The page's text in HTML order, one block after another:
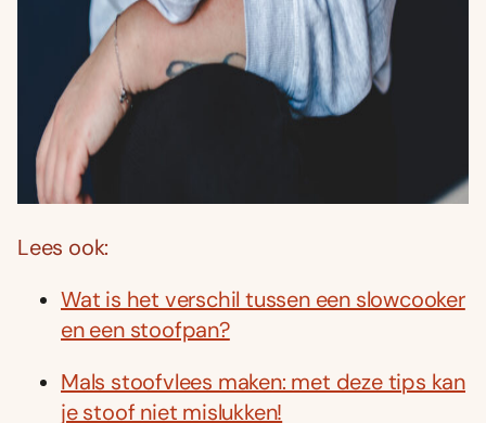
Lees ook:
Wat is het verschil tussen een slowcooker
en een stoofpan?
Mals stoofvlees maken: met deze tips kan
je stoof niet mislukken!